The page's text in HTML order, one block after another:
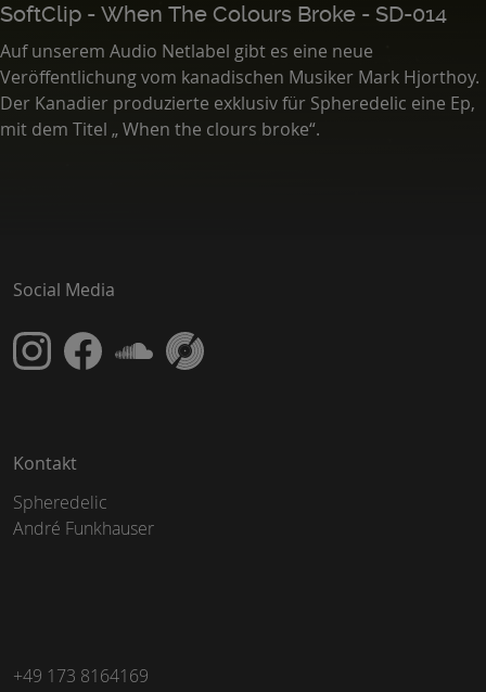
SoftClip - When The Colours Broke - SD-014
Auf unserem Audio Netlabel gibt es eine neue
Veröffentlichung vom kanadischen Musiker Mark Hjorthoy.
Der Kanadier produzierte exklusiv für Spheredelic eine Ep,
mit dem Titel „ When the clours broke“.
Social Media
Kontakt
Spheredelic
André Funkhauser
+49 173 8164169